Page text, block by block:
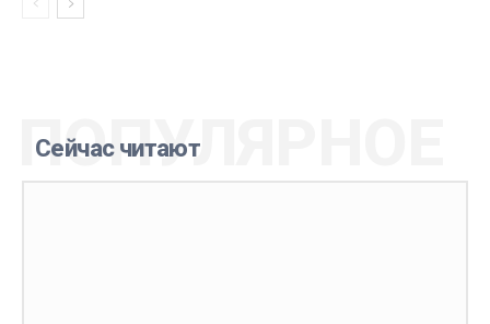
Сейчас читают
ПОПУЛЯРНОЕ